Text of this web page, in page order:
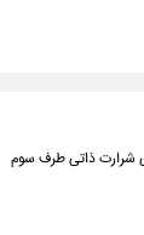
شرارت ذاتی طرف سوم